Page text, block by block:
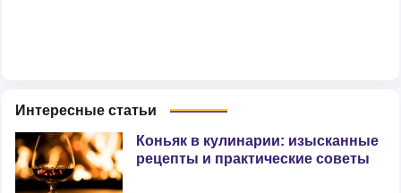
Интересные статьи
Коньяк в кулинарии: изысканные
рецепты и практические советы